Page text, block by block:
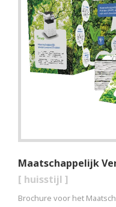
Maatschappelijk
[ huisstijl ]
Brochure voor het